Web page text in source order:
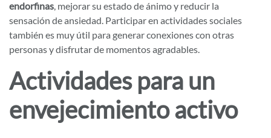
endorfinas, mejorar su estado de ánimo y reducir la
sensación de ansiedad. Participar en actividades sociales
también es muy útil para generar conexiones con otras
personas y disfrutar de momentos agradables.
Actividades para un
envejecimiento activo